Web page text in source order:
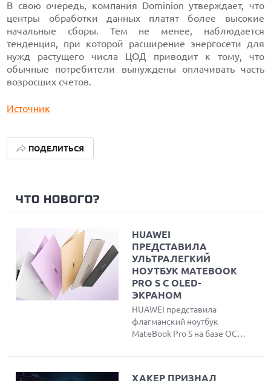
В свою очередь, компания Dominion утверждает, что
центры обработки данных платят более высокие
начальные сборы. Тем не менее, наблюдается
тенденция, при которой расширение энергосети для
нужд растущего числа ЦОД приводит к тому, что
обычные потребители вынуждены оплачивать часть
возросших счетов.
Источник
ПОДЕЛИТЬСЯ
ЧТО НОВОГО?
HUAWEI
ПРЕДСТАВИЛА
УЛЬТРАЛЕГКИЙ
НОУТБУК MATEBOOK
PRO S С OLED-
ЭКРАНОМ
HUAWEI представила
флагманский ноутбук
MateBook Pro S на базе ОС
ХАКЕР ПРИЗНАЛ